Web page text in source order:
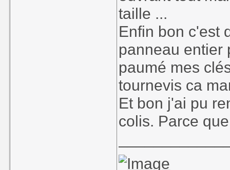
taille ...
Enfin bon c'est
panneau entier
paumé mes
tournevis ca
Et bon j'ai pu
colis. Parce